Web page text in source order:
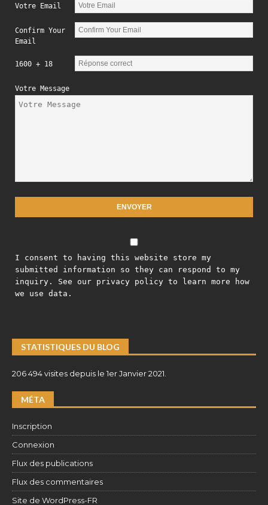
Votre Email
Confirm Your
Email
1600 + 18
Votre Message
I consent to having this website store my
submitted information so they can respond to my
inquiry. See our privacy policy to learn more how
we use data.
STATISTIQUES DU BLOG
206 494 visites depuis le 1er Janvier 2021.
MÉTA
Inscription
Connexion
Flux des publications
Flux des commentaires
Site de WordPress-FR